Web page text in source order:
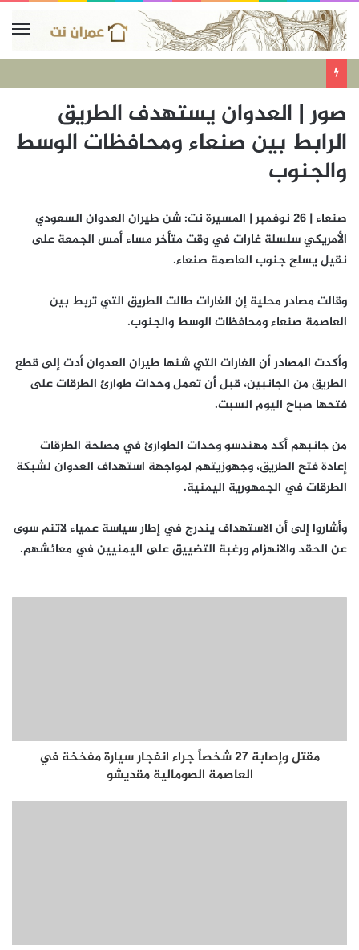
صور | العدوان يستهدف الطريق
الرابط بين صنعاء ومحافظات الوسط
والجنوب
صنعاء | 26 نوفمبر | المسيرة نت: شن طيران العدوان السعودي
الأمريكي سلسلة غارات في وقت متأخر مساء أمس الجمعة على
نقيل يسلح جنوب العاصمة صنعاء.
وقالت مصادر محلية إن الغارات طالت الطريق التي تربط بين
العاصمة صنعاء ومحافظات الوسط والجنوب.
وأكدت المصادر أن الغارات التي شنها طيران العدوان أدت إلى قطع
الطريق من الجانبين، قبل أن تعمل وحدات طوارئ الطرقات على
فتحها صباح اليوم السبت.
من جانبهم أكد مهندسو وحدات الطوارئ في مصلحة الطرقات
إعادة فتح الطريق، وجهوزيتهم لمواجهة استهداف العدوان لشبكة
الطرقات في الجمهورية اليمنية.
وأشاروا إلى أن الاستهداف يندرج في إطار سياسة عمياء لاتنم سوى
عن الحقد والانهزام ورغبة التضييق على اليمنيين في معائشهم.
مقتل وإصابة 27 شخصاً جراء انفجار سيارة مفخخة في
العاصمة الصومالية مقديشو